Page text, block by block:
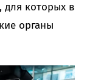
для которых в
органы